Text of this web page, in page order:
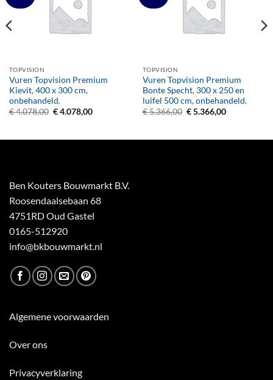
TOPVISION
Vuren Topvision Premium
Kievit, 400 x 300 cm,
onbehandeld.
€4.078,00 Oorspronkelijke
€4.078,00Huidige
TOPVISION
Vuren Topvision Premium
Bonte Specht, 300 x 250 en
luifel 500 cm, onbehandeld.
€5.366,00 Oorspronkelijke
€5.366,00Huidige
Ben Kouters Bouwmarkt B.V.
Roosendaalsebaan 68
4751RD Oud Gastel
0165-512920
info@bkbouwmarkt.nl
Algemene voorwaarden
Over ons
Privacyverklaring